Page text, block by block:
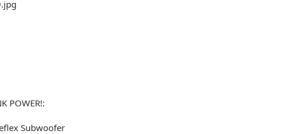
POWER!:
Subwoofer